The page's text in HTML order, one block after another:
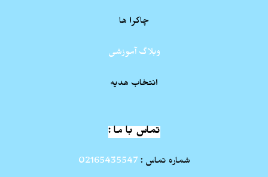
چاکرا ها
وبلاگ آموزشی
انتخاب هدیه
تماس با ما :
شماره تماس : 02165435547